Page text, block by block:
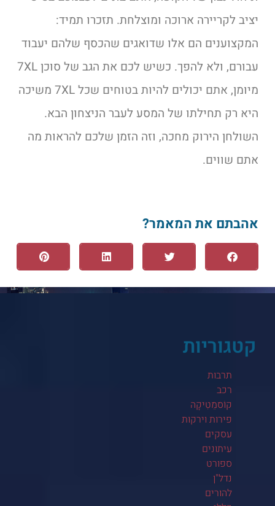
יציב לקריירה ארוכה ומוצלחת. תזכרו תמיד:
המקצוענים הם אלו שדואגים שהכסף שלהם יעבוד
עבורם, ולא להפך. כשיש לכם את הגב של סוכן 7XL
מיומן, אתם יכולים להיות בטוחים שכל 7XL משיכה
היא רק תחילתו של המסע לעבר הניצחון הבא.
השולחן הירוק מחכה, וזה הזמן שלכם להראות מה
אתם שווים.
אהבתם את המאמר?
קטגוריות
תרבות
רכב
קוֹסמֵטִיקָה
פירות וירקות
עסקים
עיתונים
ספורט
נדל"ן
להורים